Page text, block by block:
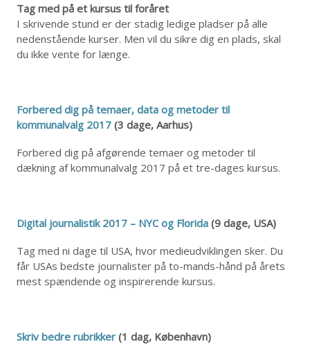
Tag med på et kursus til foråret
I skrivende stund er der stadig ledige pladser på alle
nedenstående kurser. Men vil du sikre dig en plads, skal
du ikke vente for længe.
Forbered dig på temaer, data og metoder til
kommunalvalg 2017 (3 dage, Aarhus)
Forbered dig på afgørende temaer og metoder til
dækning af kommunalvalg 2017 på et tre-dages kursus.
Digital journalistik 2017 – NYC og Florida (9 dage, USA)
Tag med ni dage til USA, hvor medieudviklingen sker. Du
får USAs bedste journalister på to-mands-hånd på årets
mest spændende og inspirerende kursus.
Skriv bedre rubrikker (1 dag, København)